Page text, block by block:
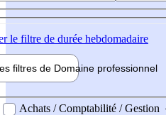
le filtre de durée hebdomadaire
filtres de Domaine professionnel
professionel
Achats / Comptabilité / Gestion